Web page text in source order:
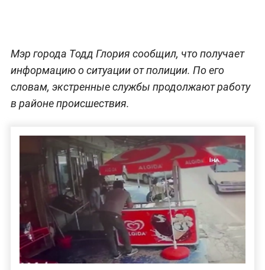
Мэр города Тодд Глория сообщил, что получает
информацию о ситуации от полиции. По его
словам, экстренные службы продолжают работу
в районе происшествия.